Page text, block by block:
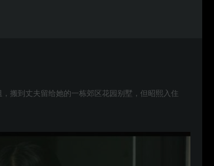
搬到丈夫留给她的一栋郊区花园别墅，但昭熙入住